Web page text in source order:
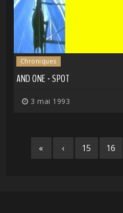
Chroniques
AND ONE - SPOT
3 mai 1993
« ‹ 15 16